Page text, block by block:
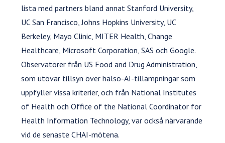
lista med partners bland annat Stanford University,
UC San Francisco, Johns Hopkins University, UC
Berkeley, Mayo Clinic, MITER Health, Change
Healthcare, Microsoft Corporation, SAS och Google.
Observatörer från US Food and Drug Administration,
som utövar tillsyn över hälso-AI-tillämpningar som
uppfyller vissa kriterier, och från National Institutes
of Health och Office of the National Coordinator for
Health Information Technology, var också närvarande
vid de senaste CHAI-mötena.